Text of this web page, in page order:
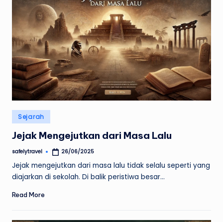
Posted
in
Sejarah
Jejak Mengejutkan dari Masa Lalu
Posted
safelytravel 26/06/2025
Jejak mengejutkan dari masa lalu tidak selalu seperti yang
diajarkan di sekolah. Di balik peristiwa besar…
Read More